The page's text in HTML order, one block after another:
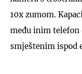
10x zumom.
među inim telefon
smještenim ispod